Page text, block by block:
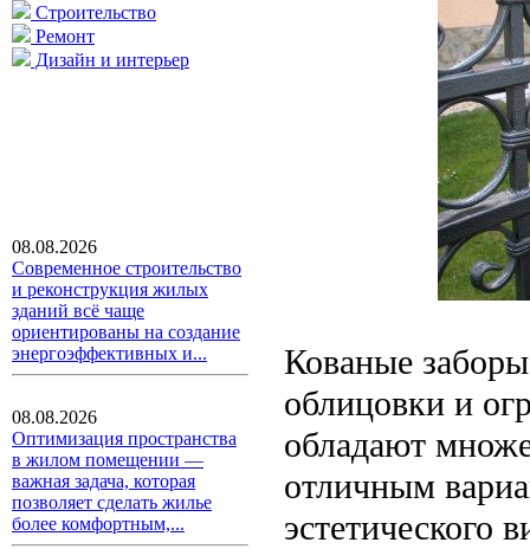
Строительство
Ремонт
Дизайн и интерьер
08.08.2026
Современное строительство
и реконструкция жилых
зданий всё чаще
ориентированы на создание
энергоэффективных и...
08.08.2026
Оптимизация пространства
в жилом помещении —
важная задача, которая
позволяет сделать жилье
более комфортным,...
Кованые
облицовки и
обладают
отличным
эстетического